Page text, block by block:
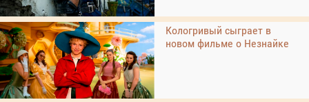
Кологривый сыграет в
новом фильме о Незнайке